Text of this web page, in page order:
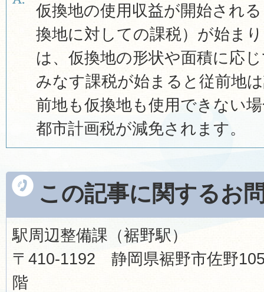
仮換地の使用収益が開始され
換地に対しての課税）が始ま
は、仮換地の形状や面積に応
みなす課税が始まると従前地
前地も仮換地も使用できない
都市計画税が減免されます。
この記事に関するお
駅周辺整備課（裾野駅）
〒410-1192 静岡県裾野市佐野
階